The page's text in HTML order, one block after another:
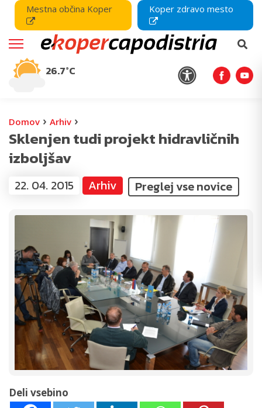
Mestna občina Koper Koper zdravo mesto
26.7°C
Domov › Arhiv ›
Sklenjen tudi projekt hidravličnih
izboljšav
22. 04. 2015 Arhiv Preglej vse novice
Deli vsebino